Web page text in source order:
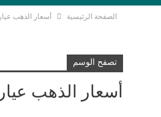
تكنولوجيا وسيارات
الصفحة الرئيسية أسعار الذهب عيار 24
تصفح الوسم
أسعار الذهب عيار 24